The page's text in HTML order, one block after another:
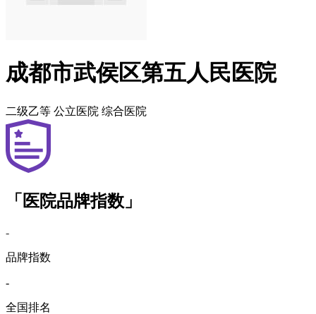
成都市武侯区第五人民医院
二级乙等 公立医院 综合医院
「医院品牌指数」
-
品牌指数
-
全国排名